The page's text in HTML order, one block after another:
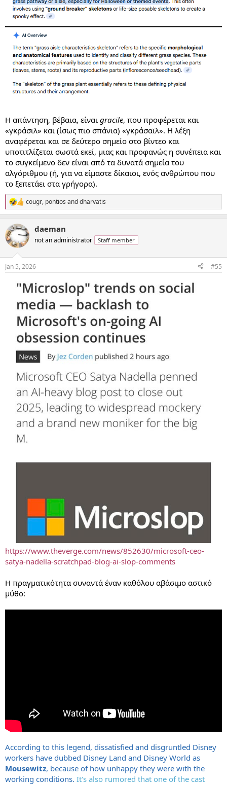
Η απάντηση, βέβαια, είναι gracile, που προφέρεται και
«γκράσιλ» και (ίσως πιο σπάνια) «γκράσαϊλ». Η λέξη
αναφέρεται και σε δεύτερο σημείο στο βίντεο και
υποτιτλίζεται σωστά εκεί, μιας και προφανώς η συνέπεια και
το συγκείμενο δεν είναι από τα δυνατά σημεία του
αλγόριθμου (ή, για να είμαστε δίκαιοι, ενός ανθρώπου που
το ξεπετάει στα γρήγορα).
R
e
c
t
i
s
cougr, pontios anddharvatis
daeman
not an administrator Staff member
Jan 5, 2026 #55
https://www.theverge.com/news/852630/microsoft-ceo-
satya-nadella-scratchpad-blog-ai-slop-comments
Η πραγματικότητα συναντά έναν καθόλου αβάσιμο αστικό
μύθο:
According to this legend, dissatisfied and disgruntled Disney
workers have dubbed Disney Land and Disney World as
Mousewitz, because of how unhappy they were with the
working conditions. It's also rumored that one of the cast